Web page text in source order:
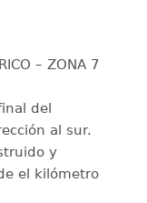
– ZONA 7
del
al sur.
y
el kilómetro